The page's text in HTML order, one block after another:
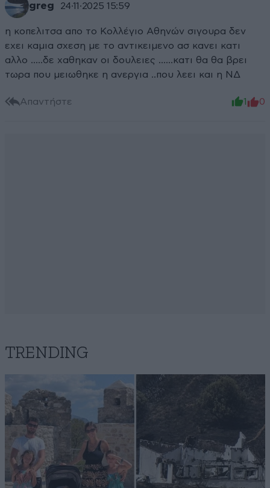
greg 24·11·2025 15:59
η κοπελιτσα απο το Κολλέγιο Αθηνών σιγουρα δεν
εχει καμια σχεση με το αντικειμενο ασ κανει κατι
αλλο .....δε χαθηκαν οι δουλειες ......κατι θα θα βρει
τωρα που μειωθηκε η ανεργια ..που λεει και η ΝΔ
Απαντήστε 1 0
TRENDING